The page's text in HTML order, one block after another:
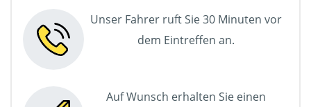
Unser Fahrer ruft Sie 30 Minuten vor
dem Eintreffen an.
Auf Wunsch erhalten Sie einen